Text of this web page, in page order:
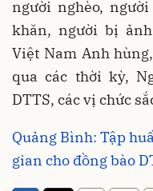
người nghèo,
khăn, người bị
Việt Nam Anh
qua các thời kỳ,
DTTS, các vị chức
Quảng Bình: Tập
gian cho đồng bào